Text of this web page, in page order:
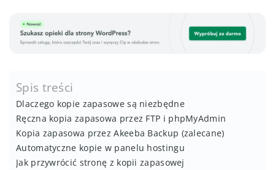
Spis treści
Dlaczego kopie zapasowe są niezbędne
Ręczna kopia zapasowa przez FTP i phpMyAdmin
Kopia zapasowa przez Akeeba Backup (zalecane)
Automatyczne kopie w panelu hostingu
Jak przywrócić stronę z kopii zapasowej